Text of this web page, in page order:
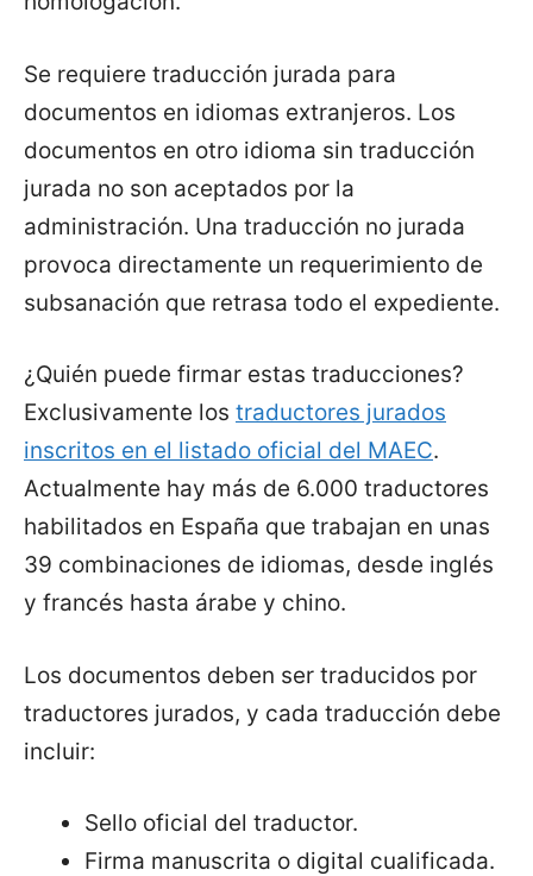
Se requiere traducción jurada para
documentos en idiomas extranjeros. Los
documentos en otro idioma sin traducción
jurada no son aceptados por la
administración. Una traducción no jurada
provoca directamente un requerimiento de
subsanación que retrasa todo el expediente.
¿Quién puede firmar estas traducciones?
Exclusivamente los traductores jurados
inscritos en el listado oficial del MAEC.
Actualmente hay más de 6.000 traductores
habilitados en España que trabajan en unas
39 combinaciones de idiomas, desde inglés
y francés hasta árabe y chino.
Los documentos deben ser traducidos por
traductores jurados, y cada traducción debe
incluir:
Sello oficial del traductor.
Firma manuscrita o digital cualificada.